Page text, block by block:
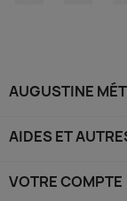
AUGUSTINE
AIDES ET
VOTRE COMPTE